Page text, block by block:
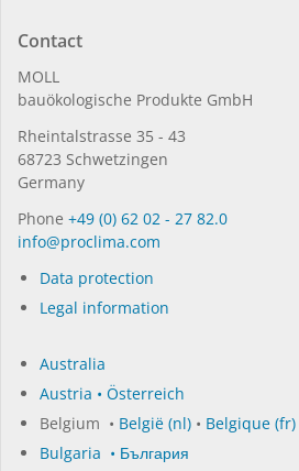
Contact
MOLL
bauöko­lo­gi­sche Pro­duk­te GmbH
Rhein­tal­strasse 35 - 43
68723 Schwet­zin­gen
Germany
Phone +49 (0) 62 02 - 27 82.0
in­fo@procli­ma.com
Data protection
Legal information
Australia
Austria • Österreich
Belgium • België (nl) • Belgique (fr)
Bulgaria • България